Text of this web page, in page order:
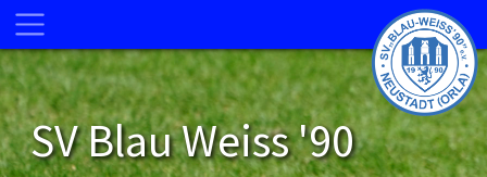
SV Blau Weiss '90